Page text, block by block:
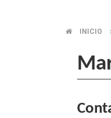
INICIO